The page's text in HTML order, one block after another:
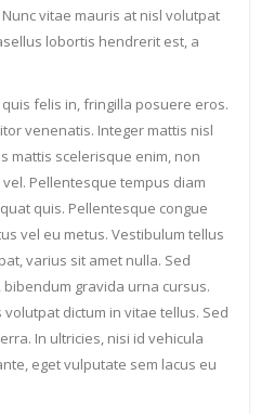
vitae mauris at nisl volutpat
lobortis hendrerit est, a
felis in, fringilla posuere eros.
venenatis. Integer mattis nisl
mattis scelerisque enim, non
Pellentesque tempus diam
quis. Pellentesque congue
vel eu metus. Vestibulum tellus
varius sit amet nulla. Sed
gravida urna cursus.
dictum in vitae tellus. Sed
In ultricies, nisi id vehicula
eget vulputate sem lacus eu